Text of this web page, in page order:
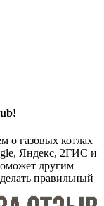
о газовых котлах
Яндекс, 2ГИС и
другим
правильный